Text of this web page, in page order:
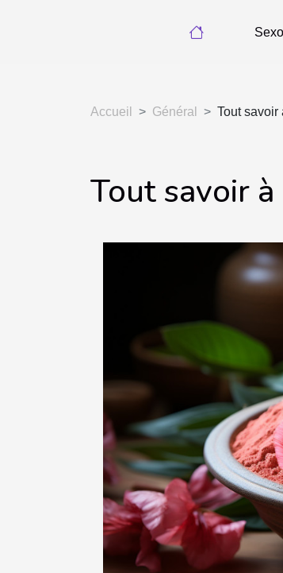
Sexo
Accueil Général Tout savoir
Tout savoir